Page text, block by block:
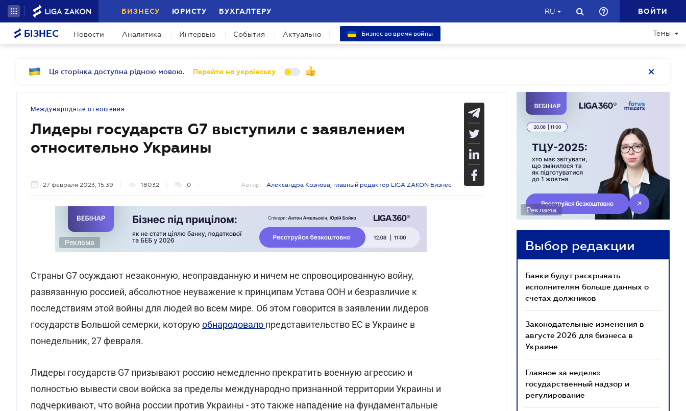
БИЗНЕСУ ЮРИСТУ БУХГАЛТЕРУ RU ВОЙТИ
БІЗНЕС Новости Аналитика Интервью События Актуально Бизнес во время войны Темы
Ця сторінка доступна рідною мовою. Перейти на українську
Международные отношения
Лидеры государств G7 выступили с заявлением
относительно Украины
27 февраля 2023, 15:39 18032 0 Автор: Александра Кознова, главный редактор LIGA ZAKON Бизнес
Реклама
Страны G7 осуждают незаконную, неоправданную и ничем не спровоцированную войну,
развязанную россией, абсолютное неуважение к принципам Устава ООН и безразличие к
последствиям этой войны для людей во всем мире. Об этом говорится в заявлении лидеров
государств Большой семерки, которую обнародовало представительство ЕС в Украине в
понедельник, 27 февраля.
Лидеры государств G7 призывают россию немедленно прекратить военную агрессию и
полностью вывести свои войска за пределы международно признанной территории Украины и
подчеркивают, что война россии против Украины - это также нападение на фундаментальные
Реклама
Выбор редакции
Банки будут раскрывать
исполнителям больше данных о
счетах должников
Законодательные изменения в
августе 2026 для бизнеса в
Украине
Главное за неделю:
государственный надзор и
регулирование